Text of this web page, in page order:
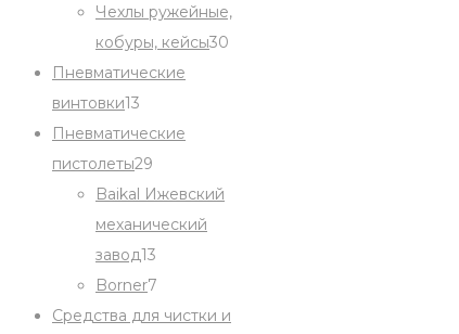
Чехлы ружейные,
кобуры, кейсы30
Пневматические
винтовки13
products
Пневматические
пистолеты29
products
Baikal Ижевский
механический
завод13
products
Borner7
products
Средства для чистки и